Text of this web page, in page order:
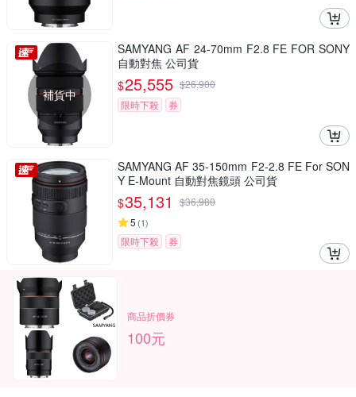
補貨中
SAMYANG AF 24-70mm F2.8 FE FOR SONY
自動對焦 公司貨
$25,555 $26,900
限時下殺
券
SAMYANG AF 35-150mm F2-2.8 FE For SON
Y E-Mount 自動對焦鏡頭 公司貨
$35,131 $36,980
5 (1)
限時下殺 券
商品折價券
100元